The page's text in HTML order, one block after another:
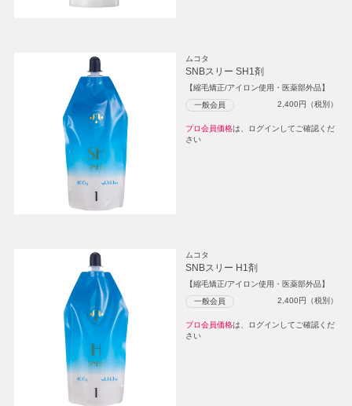
ムコタ
SNBスリー SH1剤
【縮毛矯正/アイロン使用・医薬部外品】
一般会員 2,400円（税別）
プロ会員価格は、ログインしてご確認くだ
さい
ムコタ
SNBスリー H1剤
【縮毛矯正/アイロン使用・医薬部外品】
一般会員 2,400円（税別）
プロ会員価格は、ログインしてご確認くだ
さい